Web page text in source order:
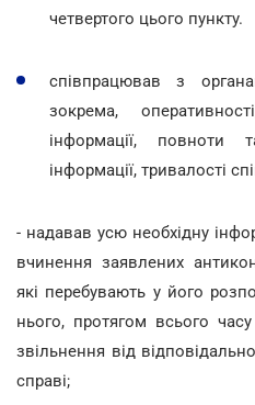
четвертого цього пункту.
співпрацював з
зокрема,
інформації, повноти
інформації, тривалості
- надавав усю необхідну
вчинення заявлених
які перебувають у його
нього, протягом всього
звільнення від
справі;